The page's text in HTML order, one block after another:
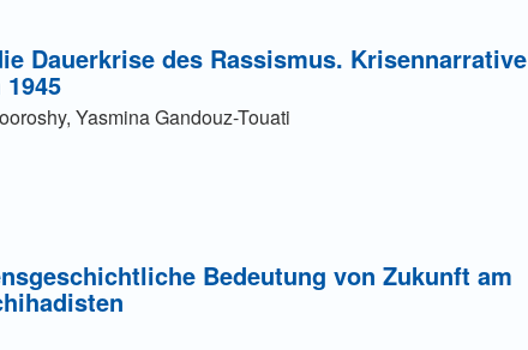
Dauerkrise des Rassismus. Krisennarrative
Yasmina Gandouz-Touati
einer Gebühr
Bedeutung von Zukunft am